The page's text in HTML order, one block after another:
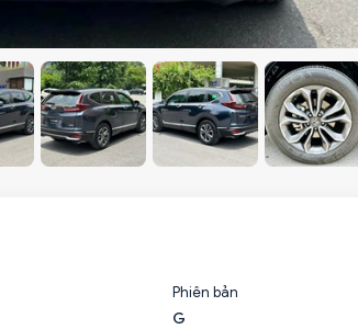
Phiên bản
G